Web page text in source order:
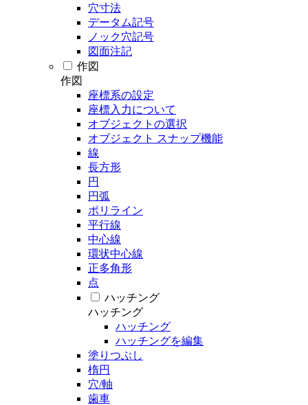
穴寸法
データム記号
ノック穴記号
図面注記
作図
作図
座標系の設定
座標入力について
オブジェクトの選択
オブジェクト スナップ機能
線
長方形
円
円弧
ポリライン
平行線
中心線
環状中心線
正多角形
点
ハッチング
ハッチング
ハッチング
ハッチングを編集
塗りつぶし
楕円
穴/軸
歯車